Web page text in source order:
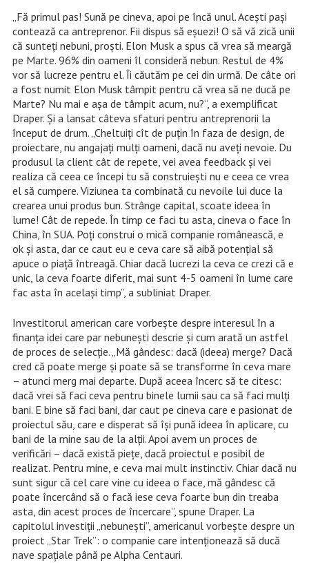
„Fă primul pas! Sună pe cineva, apoi pe încă unul. Acești paşi
contează ca antreprenor. Fii dispus să eşuezi! O să vă zică unii
că sunteţi nebuni, proşti. Elon Musk a spus că vrea să meargă
pe Marte. 96% din oameni îl consideră nebun. Restul de 4%
vor să lucreze pentru el. Îi căutăm pe cei din urmă. De câte ori
a fost numit Elon Musk tâmpit pentru că vrea să ne ducă pe
Marte? Nu mai e așa de tâmpit acum, nu?“, a exemplificat
Draper. Şi a lansat câteva sfaturi pentru antreprenorii la
început de drum. „Cheltuiți cît de puţin în faza de design, de
proiectare, nu angajați mulţi oameni, dacă nu aveți nevoie. Du
produsul la client cât de repete, vei avea feedback şi vei
realiza că ceea ce începi tu să construiești nu e ceea ce vrea
el să cumpere. Viziunea ta combinată cu nevoile lui duce la
crearea unui produs bun. Strânge capital, scoate ideea în
lume! Cât de repede. În timp ce faci tu asta, cineva o face în
China, în SUA. Poţi construi o mică companie românească, e
ok și asta, dar ce caut eu e ceva care să aibă potențial să
apuce o piaţă întreagă. Chiar dacă lucrezi la ceva ce crezi că e
unic, la ceva foarte diferit, mai sunt 4-5 oameni în lume care
fac asta în acelaşi timp”, a subliniat Draper.
Investitorul american care vorbește despre interesul în a
finanța idei care par nebunești descrie și cum arată un astfel
de proces de selecție. „Mă gândesc: dacă (ideea) merge? Dacă
cred că poate merge şi poate să se transforme în ceva mare
– atunci merg mai departe. După aceea încerc să te citesc:
dacă vrei să faci ceva pentru binele lumii sau ca să faci mulţi
bani. E bine să faci bani, dar caut pe cineva care e pasionat de
proiectul său, care e disperat să îşi pună ideea în aplicare, cu
bani de la mine sau de la alţii. Apoi avem un proces de
verificări – dacă există pieţe, dacă proiectul e posibil de
realizat. Pentru mine, e ceva mai mult instinctiv. Chiar dacă nu
sunt sigur că cel care vine cu ideea o face, mă gândesc că
poate încercând să o facă iese ceva foarte bun din treaba
asta, din acest proces de încercare”, spune Draper. La
capitolul investiții „nebuneşti”, americanul vorbeşte despre un
proiect „Star Trek”: o companie care intenționează să ducă
nave spațiale până pe Alpha Centauri.